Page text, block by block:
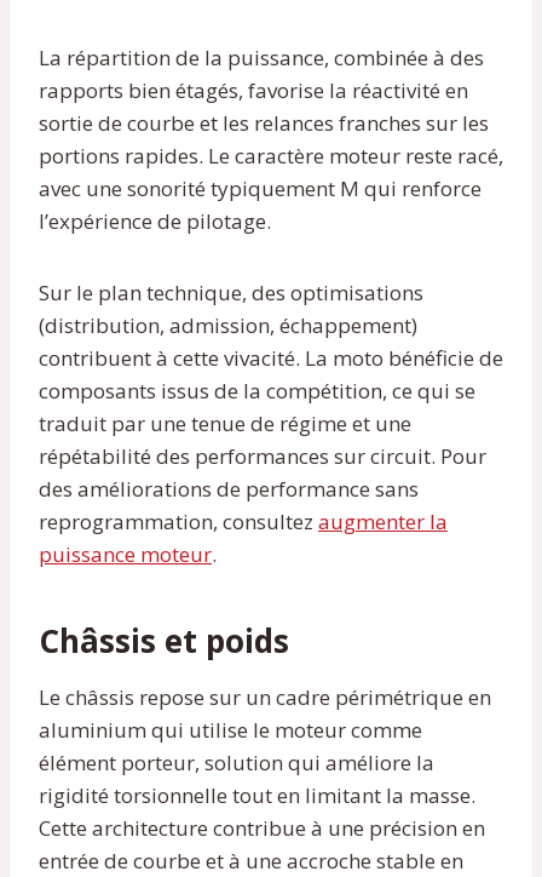
La répartition de la puissance, combinée à des
rapports bien étagés, favorise la réactivité en
sortie de courbe et les relances franches sur les
portions rapides. Le caractère moteur reste racé,
avec une sonorité typiquement M qui renforce
l’expérience de pilotage.
Sur le plan technique, des optimisations
(distribution, admission, échappement)
contribuent à cette vivacité. La moto bénéficie de
composants issus de la compétition, ce qui se
traduit par une tenue de régime et une
répétabilité des performances sur circuit. Pour
des améliorations de performance sans
reprogrammation, consultez augmenter la
puissance moteur.
Châssis et poids
Le châssis repose sur un cadre périmétrique en
aluminium qui utilise le moteur comme
élément porteur, solution qui améliore la
rigidité torsionnelle tout en limitant la masse.
Cette architecture contribue à une précision en
entrée de courbe et à une accroche stable en